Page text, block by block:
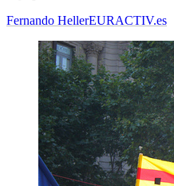
Fernando HellerEURACTIV.es